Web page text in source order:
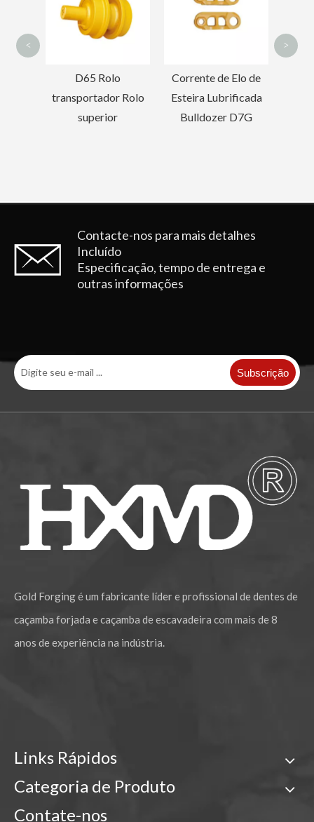
Corrente de Elo de
Esteira Lubrificada
Bulldozer D7G
Escavadeira E320
< >
Contacte-nos para mais detalhes
Incluído
Especificação, tempo de entrega e
outras informações
Subscrição
Gold Forging é um fabricante líder e profissional de dentes de
caçamba forjada e caçamba de escavadeira com mais de 8
anos de experiência na indústria.
Links Rápidos
Categoria de Produto
Contate-nos